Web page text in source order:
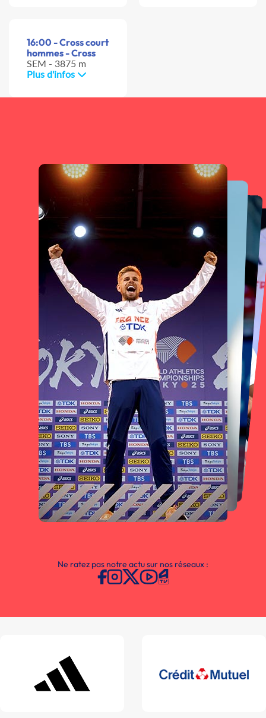
16:00 - Cross court
hommes - Cross
SEM - 3875 m
Plus d'infos
Ne ratez pas notre actu sur nos réseaux :